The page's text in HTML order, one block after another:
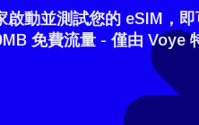
How do I get
To get your eSIM,
啟動並測試您的 eSIM，
免費流量 - 僅由 Voye